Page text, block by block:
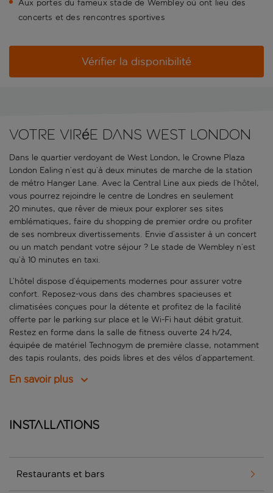
Aux portes du fameux stade de Wembley où ont lieu des
concerts et des rencontres sportives
Vérifier la disponibilité
Votre virée dans West London
Dans le quartier verdoyant de West London, le Crowne Plaza
London Ealing n’est qu’à deux minutes de marche de la station
de métro Hanger Lane. Avec la Central Line aux pieds de l’hôtel,
vous pourrez rejoindre le centre de Londres en seulement
20 minutes, que rêver de mieux pour explorer ses sites
emblématiques, faire du shopping de premier ordre ou profiter
de ses nombreux divertissements. Envie d’assister à un concert
ou un match pendant votre séjour ? Le stade de Wembley n’est
qu’à 10 minutes en taxi.
L’hôtel dispose d’équipements modernes pour assurer votre
confort. Reposez-vous dans des chambres spacieuses et
climatisées conçues pour la détente et profitez de la facilité
offerte par le parking sur place et le Wi-Fi haut débit gratuit.
Restez en forme dans la salle de fitness ouverte 24 h/24,
équipée de matériel Technogym de première classe, notamment
des tapis roulants, des poids libres et des vélos d’appartement.
En savoir plus
Installations
Restaurants et bars